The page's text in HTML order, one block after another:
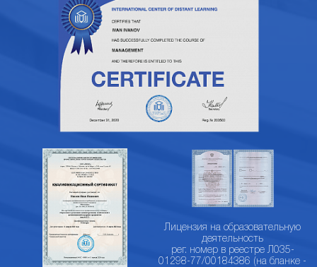
Лицензия на образовательную
деятельность
рег. номер в реестре Л035-
01298-77/00184386 (на бланке -